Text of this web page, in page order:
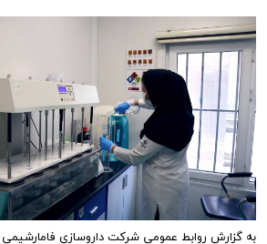
به گزارش روابط عمومی شرکت داروسازی فامارشیمی